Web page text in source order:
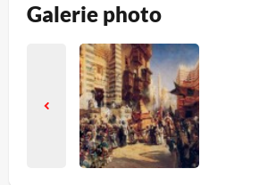
Galerie photo